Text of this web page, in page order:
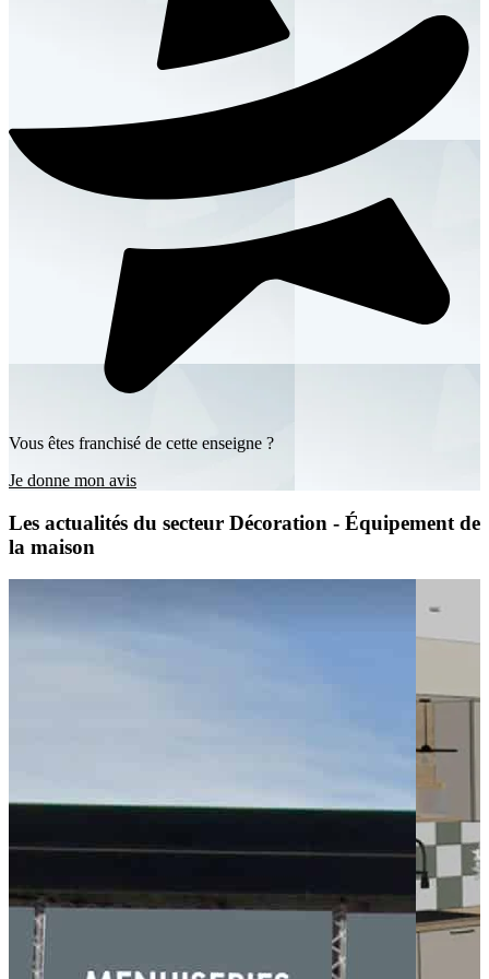
Vous êtes franchisé de cette enseigne ?
Je donne mon avis
Les actualités du secteur Décoration - Équipement de
la maison